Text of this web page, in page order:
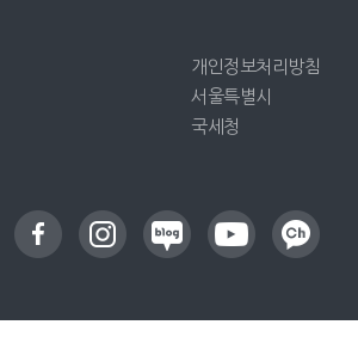
개인정보처리방침
서울특별시
국세청